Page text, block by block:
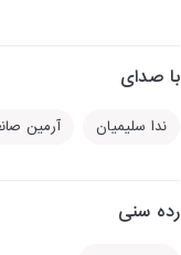
با صدای
ندا سلیمیان آرمین
رده سنی